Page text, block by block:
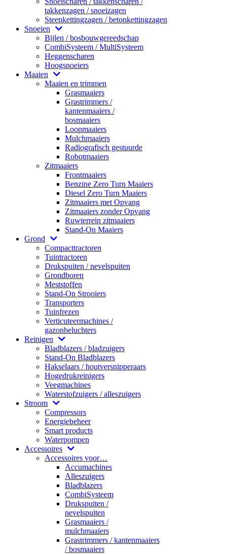
takkenzagen / snoeizagen
Steenkettingzagen / betonkettingzagen
Snoeien
Bijlen / bosbouwgereedschap
CombiSysteem / MultiSysteem
Heggenscharen
Hoogsnoeiers
Maaien
Maaien en trimmen
Grasmaaiers
Grastrimmers /
kantenmaaiers /
bosmaaiers
Loopmaaiers
Mulchmaaiers
Radiografisch gestuurde
Robotmaaiers
Zitmaaiers
Frontmaaiers
Benzine Zero Turn Maaiers
Diesel Zero Turn Maaiers
Zitmaaiers met Opvang
Zitmaaiers zonder Opvang
Ruwterrein zitmaaiers
Stand-On Maaiers
Grond
Compacttractoren
Tuintractoren
Drukspuiten / nevelspuiten
Grondboren
Meststoffen
Stand-On Strooiers
Transporters
Tuinfrezen
Verticuteermachines /
gazonbeluchters
Reinigen
Bladblazers / bladzuigers
Stand-On Bladblazers
Hakselaars / houtversnipperaars
Hogedrukreinigers
Veegmachines
Waterstofzuigers / alleszuigers
Stroom
Compressors
Energiebeheer
Smart products
Waterpompen
Accessoires
Accessoires voor…
Accumachines
Alleszuigers
Bladblazers
CombiSysteem
Drukspuiten /
nevelspuiten
Grasmaaiers /
mulchmaaiers
Grastrimmers / kantenmaaiers
/ bosmaaiers